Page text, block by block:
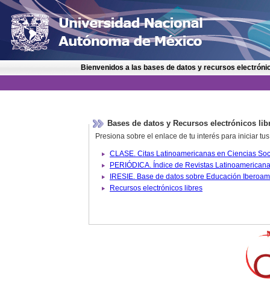
Bienvenidos a las bases de datos y recursos
Bases de datos y Recursos electrónicos
Presiona sobre el enlace de tu interés para iniciar
IRESIE. Base de datos
Recursos electrónicos libres